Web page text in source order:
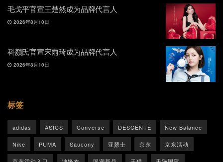
毛戈平官宣王楚然成为品牌代言人
2026年8月10日
科颜氏官宣宋雨琦成为品牌代言人
2026年8月10日
标签
adidas ASICS Converse DESCENTE New Balance
Nike PUMA Saucony 亚瑟士 京东 京东活动